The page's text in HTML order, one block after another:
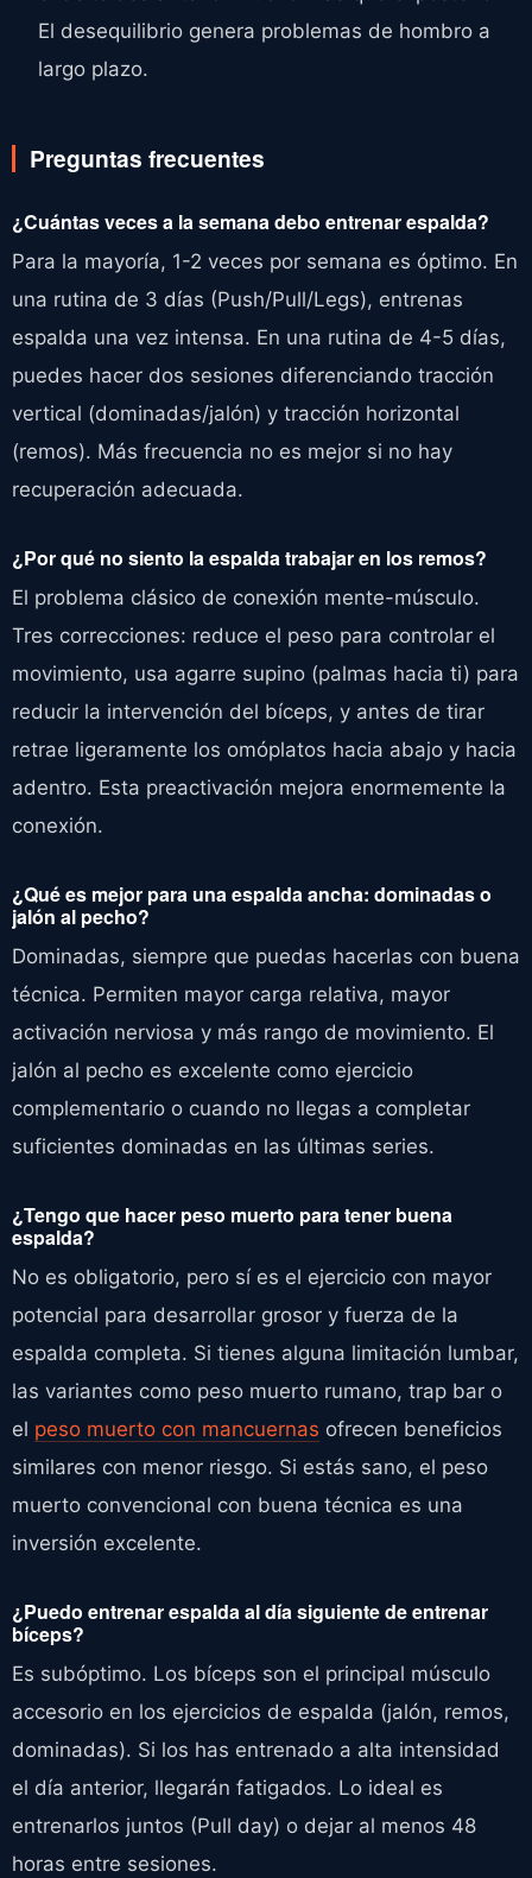
El desequilibrio genera problemas de hombro a
largo plazo.
Preguntas frecuentes
¿Cuántas veces a la semana debo entrenar espalda?
Para la mayoría, 1-2 veces por semana es óptimo. En
una rutina de 3 días (Push/Pull/Legs), entrenas
espalda una vez intensa. En una rutina de 4-5 días,
puedes hacer dos sesiones diferenciando tracción
vertical (dominadas/jalón) y tracción horizontal
(remos). Más frecuencia no es mejor si no hay
recuperación adecuada.
¿Por qué no siento la espalda trabajar en los remos?
El problema clásico de conexión mente-músculo.
Tres correcciones: reduce el peso para controlar el
movimiento, usa agarre supino (palmas hacia ti) para
reducir la intervención del bíceps, y antes de tirar
retrae ligeramente los omóplatos hacia abajo y hacia
adentro. Esta preactivación mejora enormemente la
conexión.
¿Qué es mejor para una espalda ancha: dominadas o
jalón al pecho?
Dominadas, siempre que puedas hacerlas con buena
técnica. Permiten mayor carga relativa, mayor
activación nerviosa y más rango de movimiento. El
jalón al pecho es excelente como ejercicio
complementario o cuando no llegas a completar
suficientes dominadas en las últimas series.
¿Tengo que hacer peso muerto para tener buena
espalda?
No es obligatorio, pero sí es el ejercicio con mayor
potencial para desarrollar grosor y fuerza de la
espalda completa. Si tienes alguna limitación lumbar,
las variantes como peso muerto rumano, trap bar o
el peso muerto con mancuernas ofrecen beneficios
similares con menor riesgo. Si estás sano, el peso
muerto convencional con buena técnica es una
inversión excelente.
¿Puedo entrenar espalda al día siguiente de entrenar
bíceps?
Es subóptimo. Los bíceps son el principal músculo
accesorio en los ejercicios de espalda (jalón, remos,
dominadas). Si los has entrenado a alta intensidad
el día anterior, llegarán fatigados. Lo ideal es
entrenarlos juntos (Pull day) o dejar al menos 48
horas entre sesiones.